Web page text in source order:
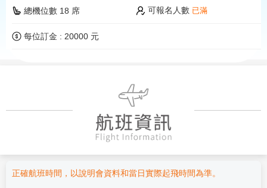
總機位數 18 席 可報名人數 已滿
每位訂金 : 20000 元
正確航班時間，以說明會資料和當日實際起飛時間為準。